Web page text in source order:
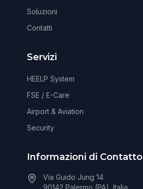
Soluzioni
Contatti
Servizi
HEELP System
FSE / E-Care
Airport & Aviation
Security
Informazioni di Contatto
Via Guido Jung 14
90142 Palermo (PA), Italia